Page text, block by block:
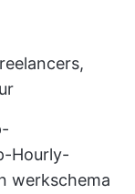
Hourly-
werkschema